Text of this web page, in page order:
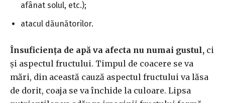
afânat solul, etc.);
atacul dăunătorilor.
Însuficiența de apă va afecta nu numai gustul, ci
și aspectul fructului. Timpul de coacere se va
mări, din această cauză aspectul fructului va lăsa
de dorit, coaja se va închide la culoare. Lipsa